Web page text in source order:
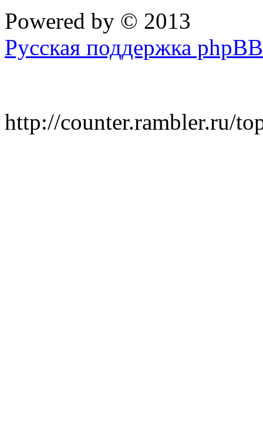
Powered by © 2013
Русская поддержка phpBB
http://counter.rambler.ru/